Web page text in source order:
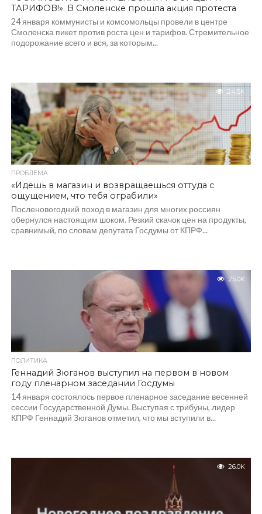
ТАРИФОВ!». В Смоленске прошла акция протеста
24 января коммунисты и комсомольцы провели в центре
Смоленска пикет против роста цен и тарифов. Стремительное
подорожание всего и вся, за которым...
24.5K
ПРОБЛЕМА
«Идёшь в магазин и возвращаешься оттуда с
ощущением, что тебя ограбили»
Посленовогодний поход в магазин для многих россиян
обернулся настоящим шоком. Резкий скачок цен на продукты,
сравнимый, по словам депутата Госдумы от КПРФ...
25.0K
ПОЛИТИКА
Геннадий Зюганов выступил на первом в новом
году пленарном заседании Госдумы
14 января состоялось первое пленарное заседание весенней
сессии Государственной Думы. Выступая с трибуны, лидер
КПРФ Геннадий Зюганов отметил, что мы вступили в...
26.0K